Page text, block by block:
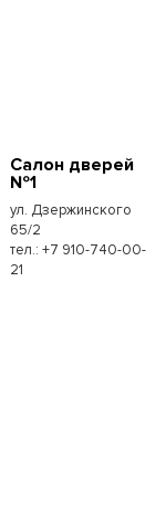
Салон дверей
№1
ул. Дзержинского
65/2
тел.: +7 910-740-00-
21